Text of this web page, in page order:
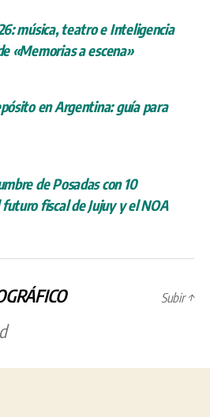
música, teatro e Inteligencia
«Memorias a escena»
en Argentina: guía para
de Posadas con 10
fiscal de Jujuy y el NOA
Subir↑